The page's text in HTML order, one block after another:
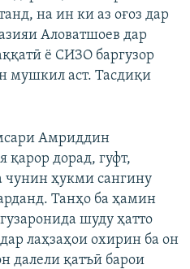
на ин ки аз оғоз дар
Аловатшоев дар
ё СИЗО баргузор
мушкил аст. Тасдиқи
Амриддин
қарор дорад, гуфт,
чунин ҳукми сангину
Танҳо ба ҳамин
шуду ҳатто
лаҳзаҳои охирин ба он
далели қатъӣ барои